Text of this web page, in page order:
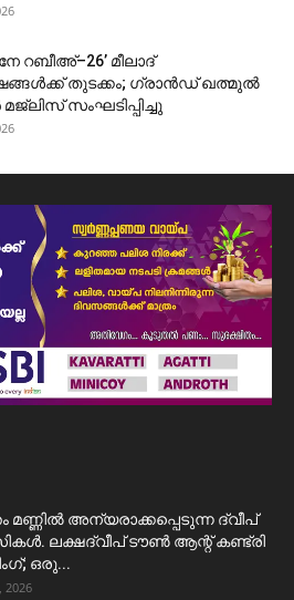
റബീഅ്–26’ മീലാദ്
തുടക്കം; ഗ്രാൻഡ് ഖത്മുൽ
സംഘടിപ്പിച്ചു
മണ്ണിൽ അന്യരാക്കപ്പെടുന്ന ദ്വീപ്
ലക്ഷദ്വീപ് ടൗൺ ആന്റ് കണ്ട്രി
ഒരു...
2026